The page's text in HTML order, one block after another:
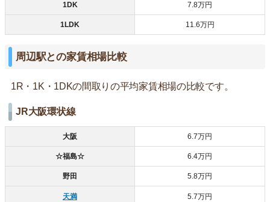
1DK 7.8万円
1LDK 11.6万円
周辺駅との家賃相場比較
1R・1K・1DKの間取りの平均家賃相場の比較です。
JR大阪環状線
大阪 6.7万円
☆福島☆ 6.4万円
野田 5.8万円
天満 5.7万円